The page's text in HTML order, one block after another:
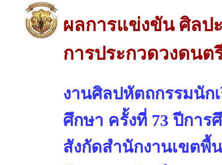
ผลการแข่งขัน ศิลป
การประกวดวงดนต
งานศิลปหัตถกรรมนัก
ศึกษา ครั้งที่ 73 ปีการ
สังกัดสำนักงานเขตพื้